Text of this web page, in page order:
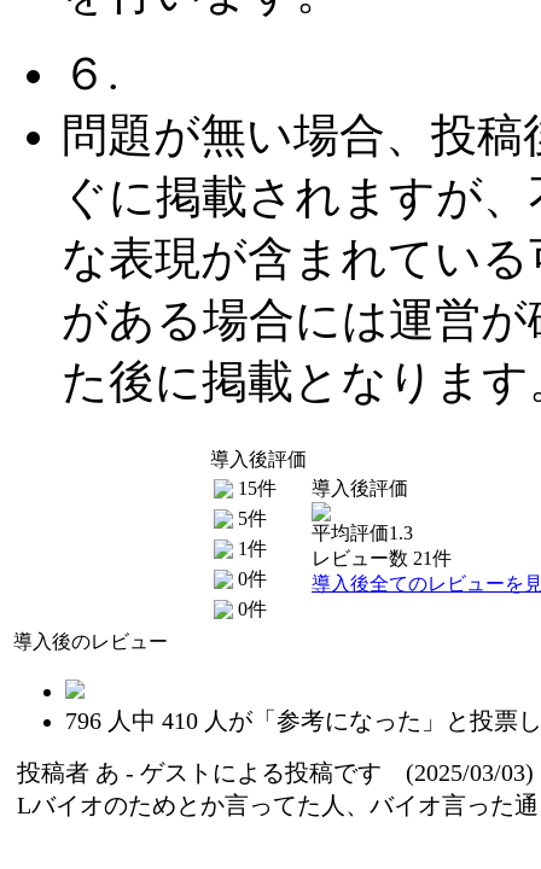
６.
問題が無い場合、投稿
ぐに掲載されますが
な表現が含まれている
がある場合には運営が
た後に掲載となります
導入後評価
15件
5件
1件
0件
0件
導入後評価
平均評価1.3
レビュー数 21件
導入後全てのレビューを
導入後のレビュー
796 人中 410 人が「参考になった」と投票
投稿者 あ - ゲストによる投稿です (2025/03/03)
Lバイオのためとか言ってた人、バイオ言った